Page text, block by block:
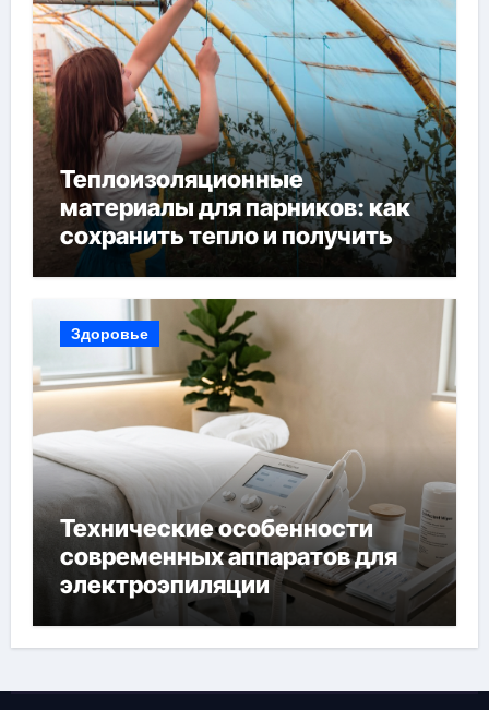
Теплоизоляционные
материалы для парников: как
сохранить тепло и получить
богатый урожай
Здоровье
Технические особенности
современных аппаратов для
электроэпиляции